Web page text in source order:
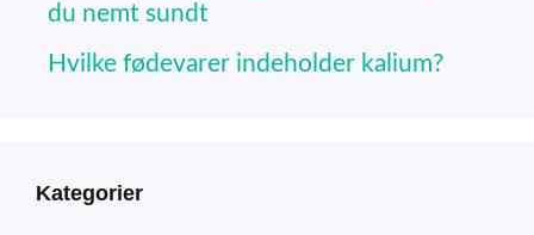
du nemt sundt
Hvilke fødevarer indeholder kalium?
Kategorier